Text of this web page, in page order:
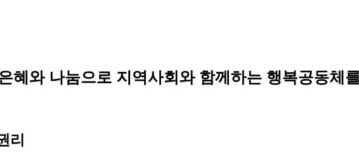
혜와 나눔으로 지역사회와 함께하는 행복공동체
리